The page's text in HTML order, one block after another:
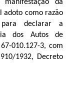
manifestação da
adoto como razão
declarar a
dos Autos de
010.127-3, com
1932, Decreto